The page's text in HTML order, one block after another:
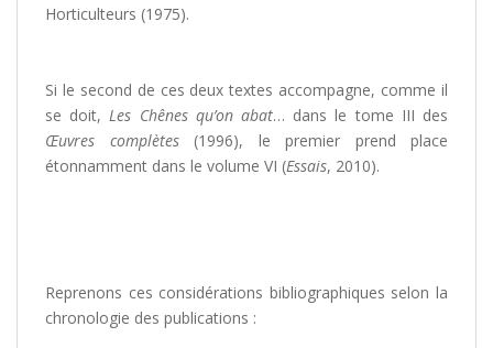
Horticulteurs (1975).
Si le second de ces deux textes accompagne, comme il
se doit,Les Chênes qu’on abat… dans le tome III des
Œuvres complètes(1996), le premier prend place
étonnamment dans le volume VI (Essais, 2010).
Reprenons ces considérations bibliographiques selon la
chronologie des publications :